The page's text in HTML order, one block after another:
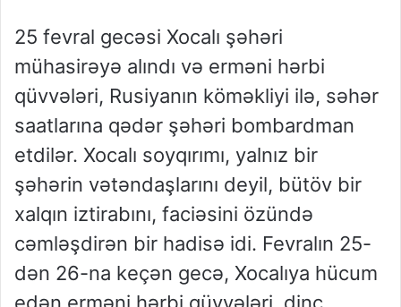
25 fevral gecəsi Xocalı şəhəri
mühasirəyə alındı və erməni hərbi
qüvvələri, Rusiyanın köməkliyi ilə, səhər
saatlarına qədər şəhəri bombardman
etdilər. Xocalı soyqırımı, yalnız bir
şəhərin vətəndaşlarını deyil, bütöv bir
xalqın iztirabını, faciəsini özündə
cəmləşdirən bir hadisə idi. Fevralın 25-
dən 26-na keçən gecə, Xocalıya hücum